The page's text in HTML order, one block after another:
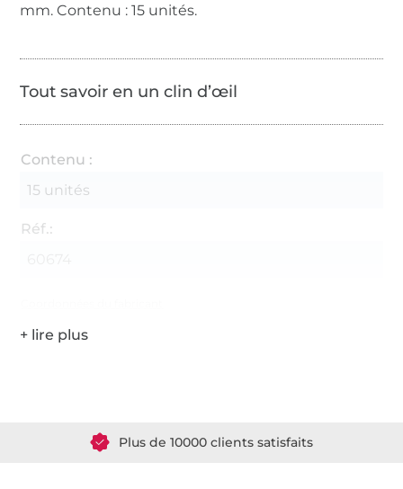
mm. Contenu : 15 unités.
Tout savoir en un clin d’œil
Contenu :
15 unités
Réf.: